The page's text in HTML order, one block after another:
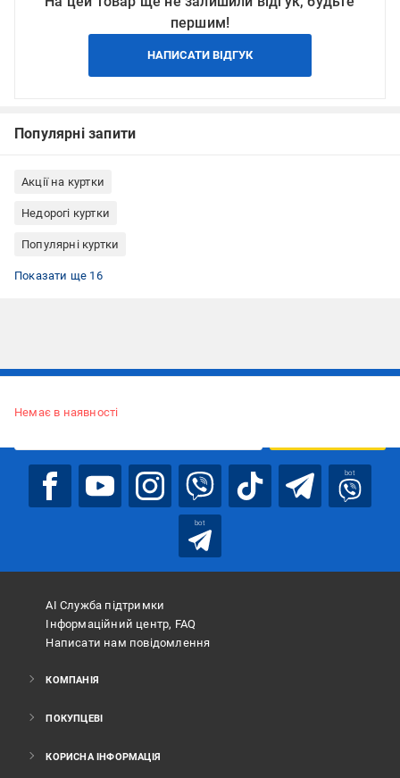
першим!
НАПИСАТИ ВІДГУК
Популярні запити
Акції на куртки
Недорогі куртки
Популярні куртки
Чоловічий верхній одяг
Спортивний одяг
Куртки чоловічі
Куртки зимові
Куртки осінні
Куртка зимова чоловіча
Акції на зимові куртки
Куртки для туризму
Куртки унісекс
Куртки сині чоловічі
Куртки сині
Куртки для туризму чоловічі
Куртки для зимового туризму
Куртки коротка
Куртки осінні чоловічі
Куртки розміру L
Показати ще 16
Немає в наявності
bot
bot
АІ Служба підтримки
Інформаційний центр, FAQ
Написати нам повідомлення
КОМПАНІЯ
ПОКУПЦЕВІ
КОРИСНА ІНФОРМАЦІЯ